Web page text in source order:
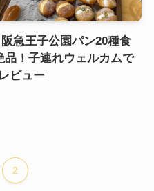
急王子公園パン20種食
！子連れウェルカムで
ビュー
2